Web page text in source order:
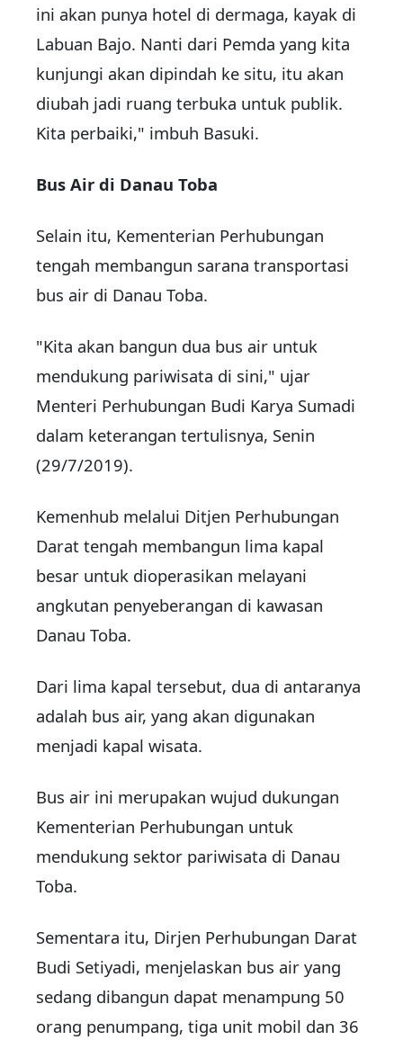
ini akan punya hotel di dermaga, kayak di
Labuan Bajo. Nanti dari Pemda yang kita
kunjungi akan dipindah ke situ, itu akan
diubah jadi ruang terbuka untuk publik.
Kita perbaiki," imbuh Basuki.
Bus Air di Danau Toba
Selain itu, Kementerian Perhubungan
tengah membangun sarana transportasi
bus air di Danau Toba.
"Kita akan bangun dua bus air untuk
mendukung pariwisata di sini," ujar
Menteri Perhubungan Budi Karya Sumadi
dalam keterangan tertulisnya, Senin
(29/7/2019).
Kemenhub melalui Ditjen Perhubungan
Darat tengah membangun lima kapal
besar untuk dioperasikan melayani
angkutan penyeberangan di kawasan
Danau Toba.
Dari lima kapal tersebut, dua di antaranya
adalah bus air, yang akan digunakan
menjadi kapal wisata.
Bus air ini merupakan wujud dukungan
Kementerian Perhubungan untuk
mendukung sektor pariwisata di Danau
Toba.
Sementara itu, Dirjen Perhubungan Darat
Budi Setiyadi, menjelaskan bus air yang
sedang dibangun dapat menampung 50
orang penumpang, tiga unit mobil dan 36